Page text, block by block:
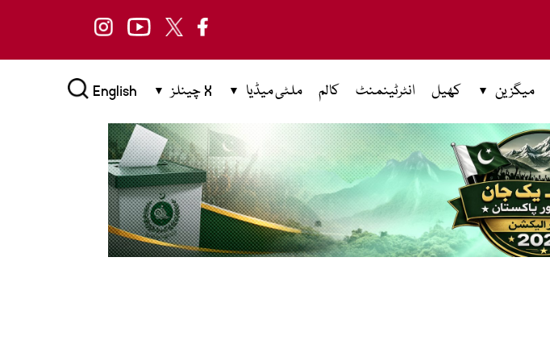
میگزین کھیل انٹرٹینمنٹ کالم ملٹی میڈیا X چینلز English